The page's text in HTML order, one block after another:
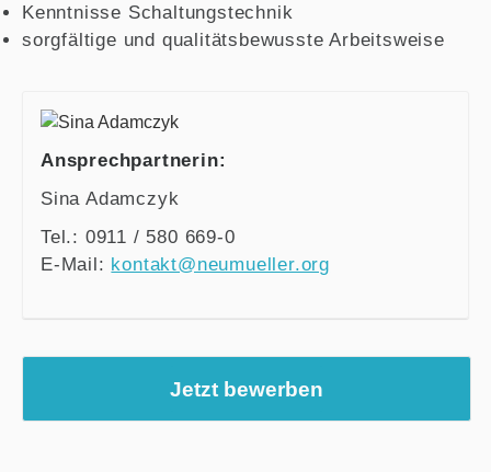
Kenntnisse Schaltungstechnik
sorgfältige und qualitätsbewusste Arbeitsweise
Ansprechpartnerin:
Sina Adamczyk
Tel.: 0911 / 580 669-0
E-Mail: kontakt@neumueller.org
Jetzt bewerben